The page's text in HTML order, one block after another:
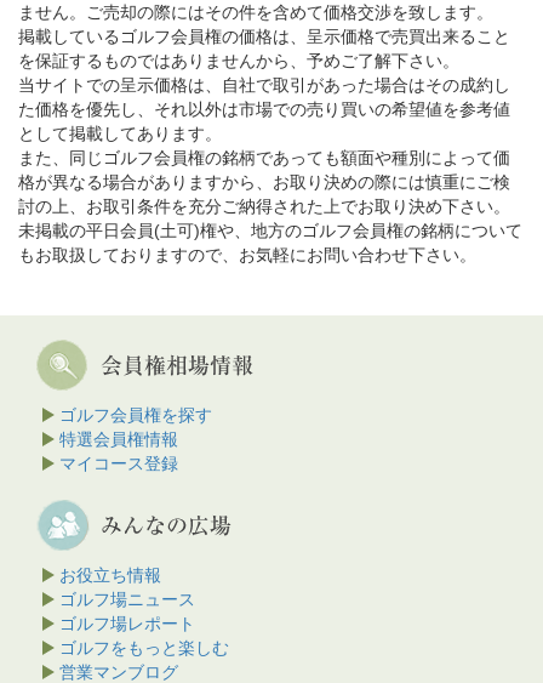
ません。ご売却の際にはその件を含めて価格交渉を致します。
掲載しているゴルフ会員権の価格は、呈示価格で売買出来ること
を保証するものではありませんから、予めご了解下さい。
当サイトでの呈示価格は、自社で取引があった場合はその成約し
た価格を優先し、それ以外は市場での売り買いの希望値を参考値
として掲載してあります。
また、同じゴルフ会員権の銘柄であっても額面や種別によって価
格が異なる場合がありますから、お取り決めの際には慎重にご検
討の上、お取引条件を充分ご納得された上でお取り決め下さい。
未掲載の平日会員(土可)権や、地方のゴルフ会員権の銘柄について
もお取扱しておりますので、お気軽にお問い合わせ下さい。
ゴルフ会員権を探す
特選会員権情報
マイコース登録
お役立ち情報
ゴルフ場ニュース
ゴルフ場レポート
ゴルフをもっと楽しむ
営業マンブログ